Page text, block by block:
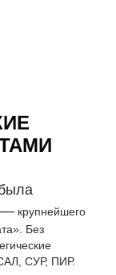
— крупнейшего
Без
СУР, ПИР.